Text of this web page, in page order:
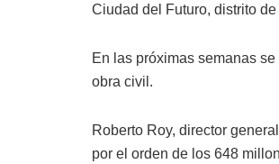
Ciudad del Futuro, distrito
En las próximas semanas
obra civil.
Roberto Roy, director
por el orden de los 648